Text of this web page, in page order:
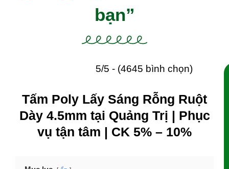
bạn”
5/5 - (4645 bình chọn)
Tấm Poly Lấy Sáng Rỗng Ruột
Dày 4.5mm tại Quảng Trị | Phục
vụ tận tâm | CK 5% – 10%